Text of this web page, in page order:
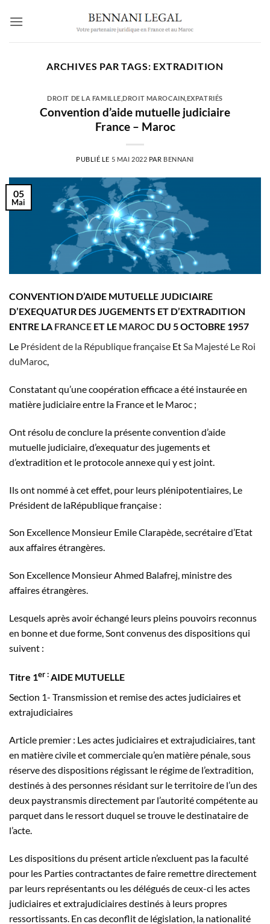
ARCHIVES PAR TAGS: EXTRADITION
DROIT DE LA FAMILLE ,DROIT MAROCAIN EXPATRIÉS
Convention d’aide mutuelle judiciaire
France – Maroc
PUBLIÉ LE 5 MAI 2022 PAR BENNANI
05
Mai
CONVENTION D’AIDE MUTUELLE JUDICIAIRE
D’EXEQUATUR DES JUGEMENTS ET D’EXTRADITION
ENTRE LA FRANCE ET LE MAROC DU 5 OCTOBRE 1957
Le Président de la République française EtSa Majesté Le Roi
duMaroc,
Constatant qu’une coopération efficace a été instaurée en
matière judiciaire entre la France et le Maroc ;
Ont résolu de conclure la présente convention d’aide
mutuelle judiciaire, d’exequatur des jugements et
d’extradition et le protocole annexe qui y est joint.
Ils ont nommé à cet effet, pour leurs plénipotentiaires, Le
Président de laRépublique française :
Son Excellence Monsieur Emile Clarapède, secrétaire d’Etat
aux affaires étrangères.
Son Excellence Monsieur Ahmed Balafrej, ministre des
affaires étrangères.
Lesquels après avoir échangé leurs pleins pouvoirs reconnus
en bonne et due forme, Sont convenus des dispositions qui
suivent :
Titre 1er:AIDE MUTUELLE
Section 1- Transmission et remise des actes judiciaires et
extrajudiciaires
Article premier : Les actes judiciaires et extrajudiciaires, tant
en matière civile et commerciale qu’en matière pénale, sous
réserve des dispositions régissant le régime de l’extradition,
destinés à des personnes résidant sur le territoire de l’un des
deux paystransmis directement par l’autorité compétente au
parquet dans le ressort duquel se trouve le destinataire de
l’acte.
Les dispositions du présent article n’excluent pas la faculté
pour les Parties contractantes de faire remettre directement
par leurs représentants ou les délégués de ceux-ci les actes
judiciaires et extrajudiciaires destinés à leurs propres
ressortissants. En cas deconflit de législation, la nationalité